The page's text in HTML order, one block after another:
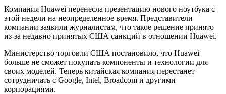
Компания Huawei перенесла презентацию нового ноутбука с
этой недели на неопределенное время. Представители
компании заявили журналистам, что такое решение принято
из-за недавно принятых США санкций в отношении Huawei.
Министерство торговли США постановило, что Huawei
больше не сможет покупать компоненты и технологии для
своих моделей. Теперь китайская компания перестанет
сотрудничать с Google, Intel, Broadcom и другими
корпорациями.